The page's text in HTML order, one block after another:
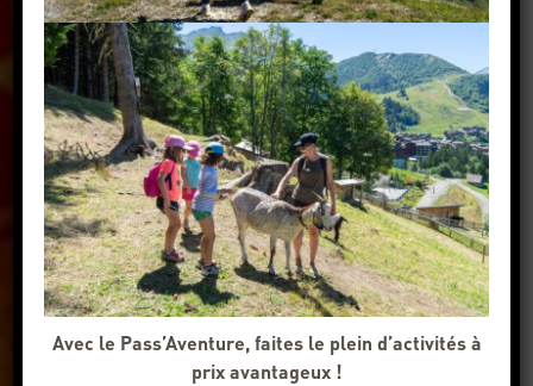
Avec le Pass’Aventure, faites le plein d’activités à
prix avantageux !